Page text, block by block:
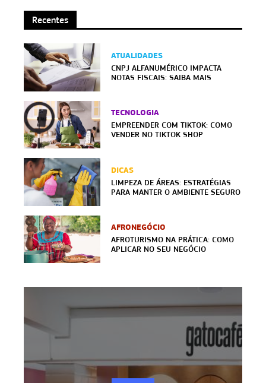
Recentes
ATUALIDADES
CNPJ ALFANUMÉRICO IMPACTA
NOTAS FISCAIS: SAIBA MAIS
TECNOLOGIA
EMPREENDER COM TIKTOK: COMO
VENDER NO TIKTOK SHOP
DICAS
LIMPEZA DE ÁREAS: ESTRATÉGIAS
PARA MANTER O AMBIENTE SEGURO
AFRONEGÓCIO
AFROTURISMO NA PRÁTICA: COMO
APLICAR NO SEU NEGÓCIO